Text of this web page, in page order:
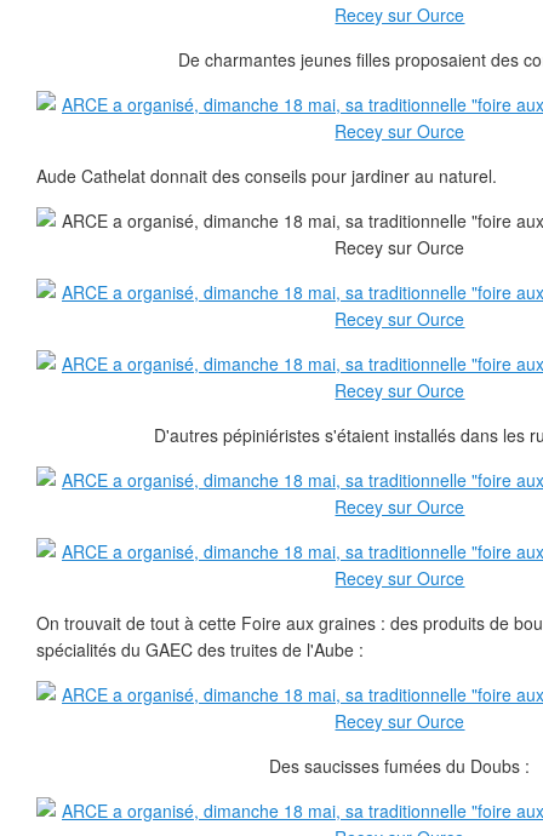
De charmantes jeunes filles proposaient des
Aude Cathelat donnait des conseils pour jardiner au naturel.
D'autres pépiniéristes s'étaient installés dans les
On trouvait de tout à cette Foire aux graines : des produits de
spécialités du GAEC des truites de l'Aube :
Des saucisses fumées du Doubs :